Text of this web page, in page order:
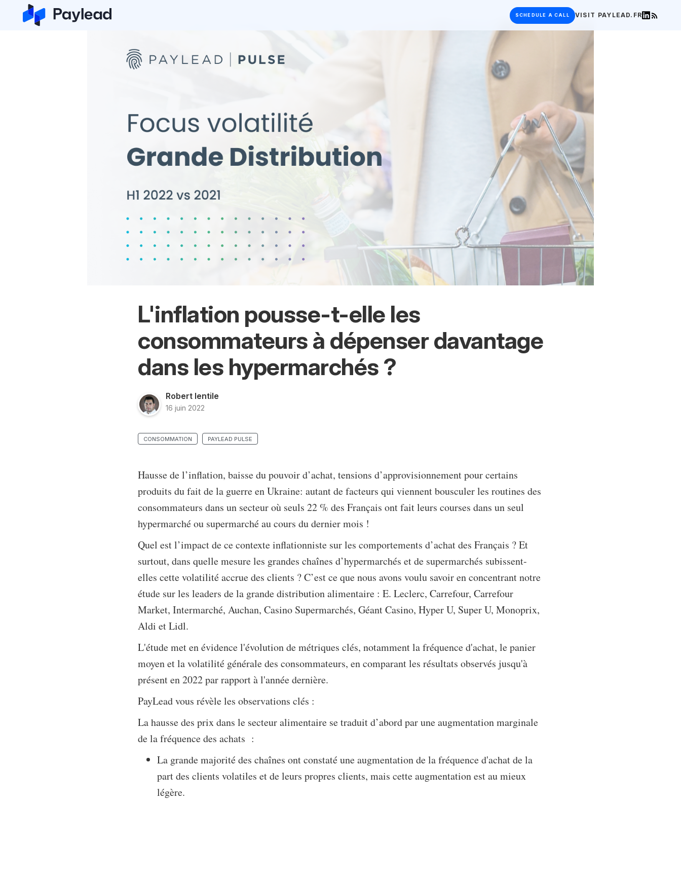
SCHEDULE A CALL VISIT PAYLEAD.FR
L'inflation pousse-t-elle les
consommateurs à dépenser davantage
dans les hypermarchés ?
Robert Ientile
16 juin 2022
CONSOMMATION PAYLEAD PULSE
Hausse de l’inflation, baisse du pouvoir d’achat, tensions d’approvisionnement pour certains
produits du fait de la guerre en Ukraine: autant de facteurs qui viennent bousculer les routines des
consommateurs dans un secteur où seuls 22 % des Français ont fait leurs courses dans un seul
hypermarché ou supermarché au cours du dernier mois !
Quel est l’impact de ce contexte inflationniste sur les comportements d’achat des Français ? Et
surtout, dans quelle mesure les grandes chaînes d’hypermarchés et de supermarchés subissent-
elles cette volatilité accrue des clients ? C’est ce que nous avons voulu savoir en concentrant notre
étude sur les leaders de la grande distribution alimentaire : E. Leclerc, Carrefour, Carrefour
Market, Intermarché, Auchan, Casino Supermarchés, Géant Casino, Hyper U, Super U, Monoprix,
Aldi et Lidl.
L'étude met en évidence l'évolution de métriques clés, notamment la fréquence d'achat, le panier
moyen et la volatilité générale des consommateurs, en comparant les résultats observés jusqu'à
présent en 2022 par rapport à l'année dernière.
PayLead vous révèle les observations clés :
La hausse des prix dans le secteur alimentaire se traduit d’abord par une augmentation marginale
de la fréquence des achats :
La grande majorité des chaînes ont constaté une augmentation de la fréquence d'achat de la
part des clients volatiles et de leurs propres clients, mais cette augmentation est au mieux
légère.